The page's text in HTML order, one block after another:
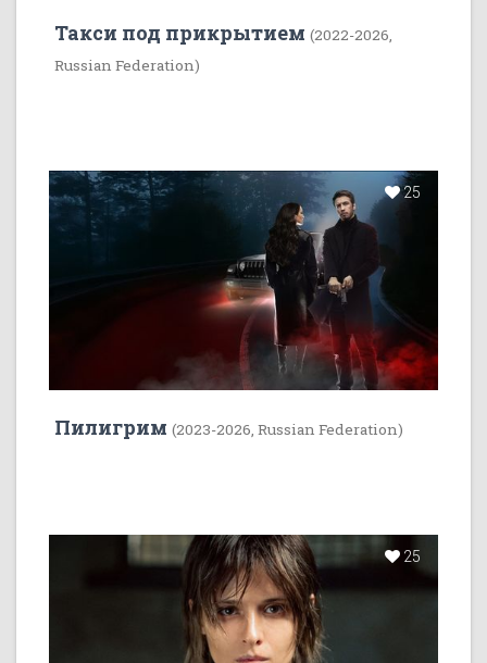
Такси под прикрытием (2022-2026,
Russian Federation)
25
Пилигрим (2023-2026, Russian Federation)
25